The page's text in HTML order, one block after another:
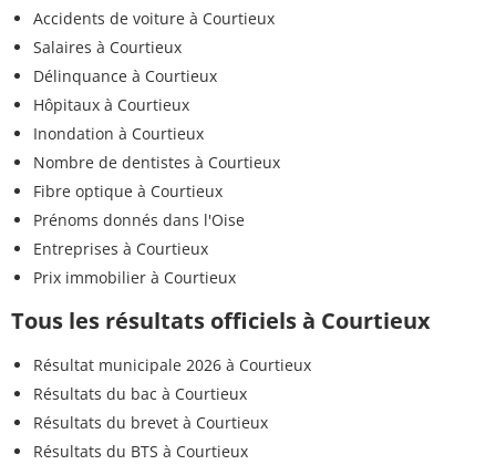
Accidents de voiture à Courtieux
Salaires à Courtieux
Délinquance à Courtieux
Hôpitaux à Courtieux
Inondation à Courtieux
Nombre de dentistes à Courtieux
Fibre optique à Courtieux
Prénoms donnés dans l'Oise
Entreprises à Courtieux
Prix immobilier à Courtieux
Tous les résultats officiels à Courtieux
Résultat municipale 2026 à Courtieux
Résultats du bac à Courtieux
Résultats du brevet à Courtieux
Résultats du BTS à Courtieux